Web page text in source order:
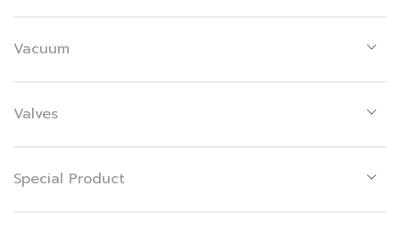
Vacuum
Valves
Special Product